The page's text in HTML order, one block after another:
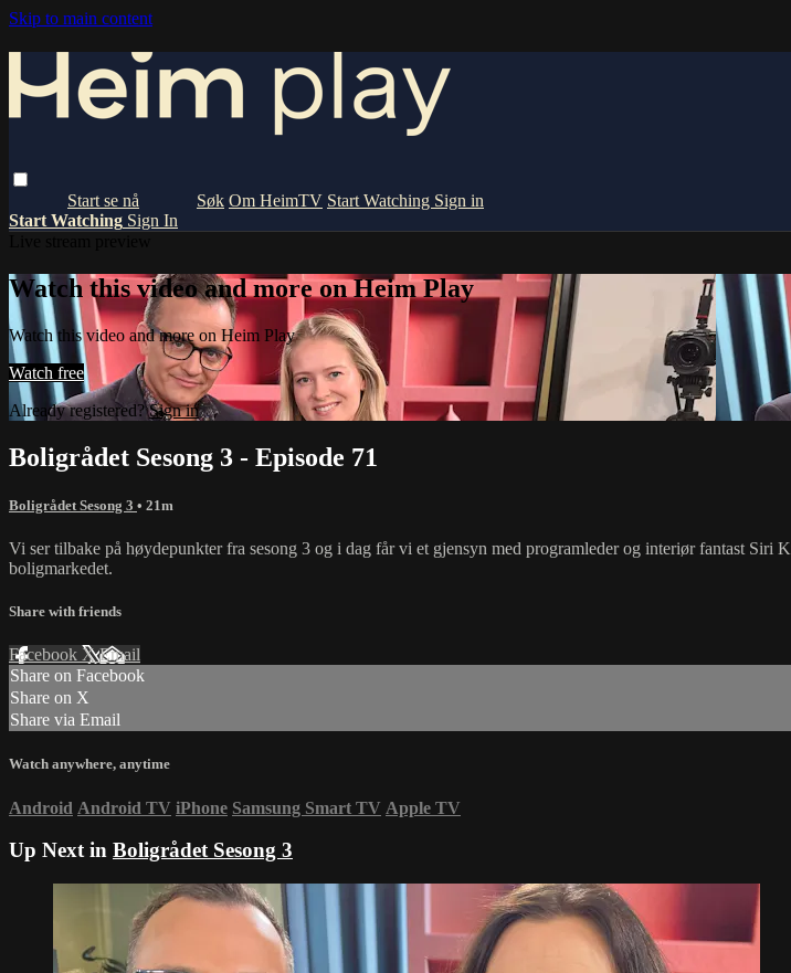
Skip to main content
Om HeimTV Start Watching Sign in
Start Watching Sign In
Watch this video and more on Heim Play
Watch this video and more on Heim Play
Watch free
Already registered?Sign in
Boligrådet Sesong 3 - Episode 71
Boligrådet Sesong 3 • 21m
Vi ser tilbake på høydepunkter fra sesong 3 og i dag får vi et gjensyn med programleder og interiør fantast
boligmarkedet.
Share with friends
Facebook XEmail
Share on Facebook
Share on X
Share via Email
Watch anywhere, anytime
Android Android TV iPhone Samsung Smart TV Apple TV
Up Next in Boligrådet Sesong 3